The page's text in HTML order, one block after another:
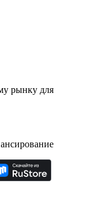
рынку для